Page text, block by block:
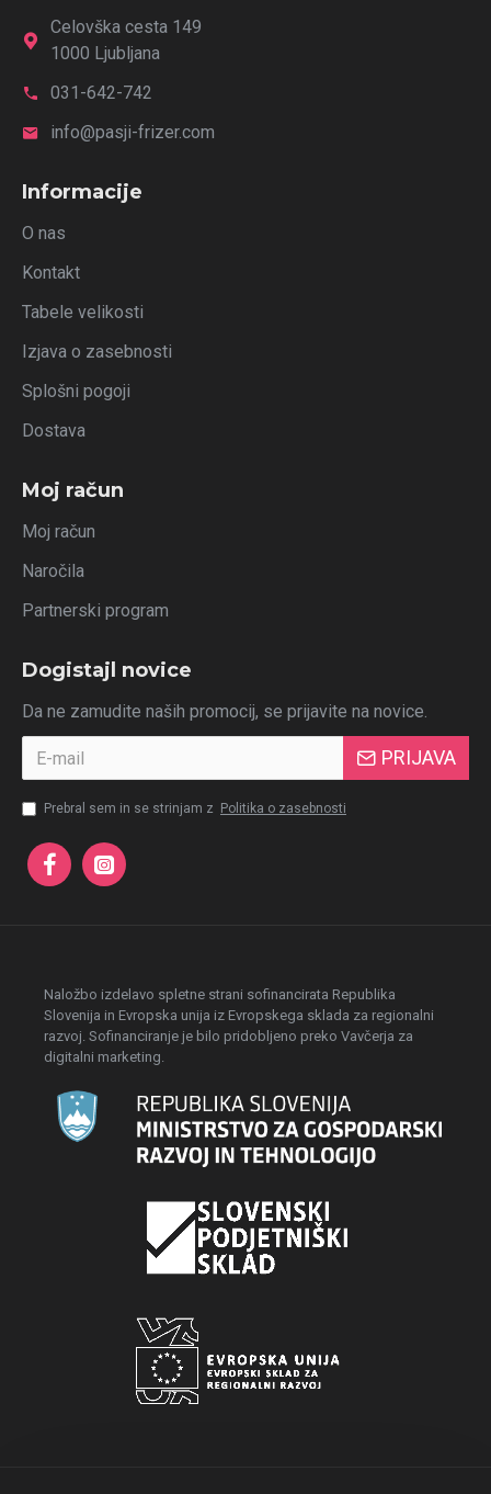
Celovška cesta 149
1000 Ljubljana
031-642-742
info@pasji-frizer.com
Informacije
O nas
Kontakt
Tabele velikosti
Izjava o zasebnosti
Splošni pogoji
Dostava
Moj račun
Moj račun
Naročila
Partnerski program
Dogistajl novice
Da ne zamudite naših promocij, se prijavite na novice.
PRIJAVA
Prebral sem in se strinjam z Politika o zasebnosti
Naložbo izdelavo spletne strani sofinancirata Republika
Slovenija in Evropska unija iz Evropskega sklada za regionalni
razvoj. Sofinanciranje je bilo pridobljeno preko Vavčerja za
digitalni marketing.